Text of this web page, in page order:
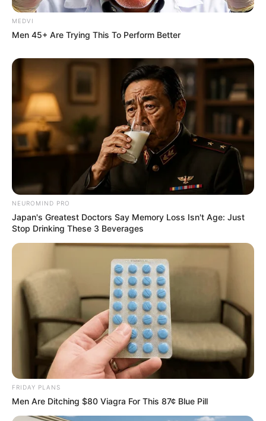
From Albinos To Polygamists: The World's Most
Unique Families
BRAINBERRIES
Instant Classics
BRAINBERRIES
Meet The 6 Legendary Child Actors Who Became
BRAINBERRIES
MEDVI
Men 45+ Are Trying This To Perform Better
NEUROMIND PRO
Japan's Greatest Doctors Say Memory Loss Isn't Age: Just
Stop Drinking These 3 Beverages
FRIDAY PLANS
Men Are Ditching $80 Viagra For This 87¢ Blue Pill